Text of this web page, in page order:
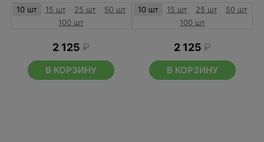
10 шт 15 шт 25 шт
50 шт
100 шт
2 125 ₽
В КОРЗИНУ
10 шт 15 шт 25 шт
50 шт
100 шт
2 125 ₽
В КОРЗИНУ